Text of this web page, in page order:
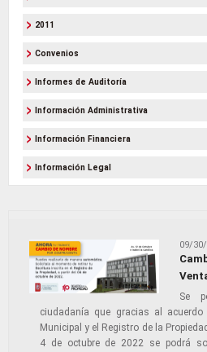
2011
Convenios
Informes de Auditoría
Información Administrativa
Información Financiera
Información Legal
09/
Se
ciudadanía que gracias al
Municipal y el Registro de la
4 de octubre de 2022 se podrá